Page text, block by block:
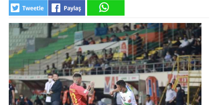
BELEDİYELER
SAĞLIK
SİYASET
EĞİTİM
GALERİ